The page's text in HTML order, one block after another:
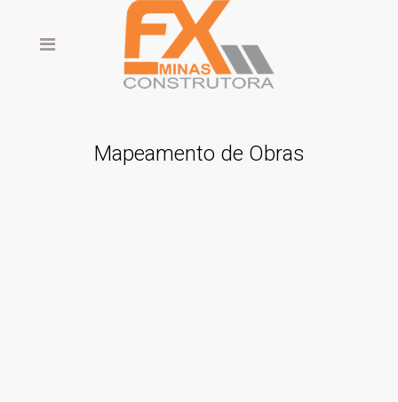
Mapeamento de Obras